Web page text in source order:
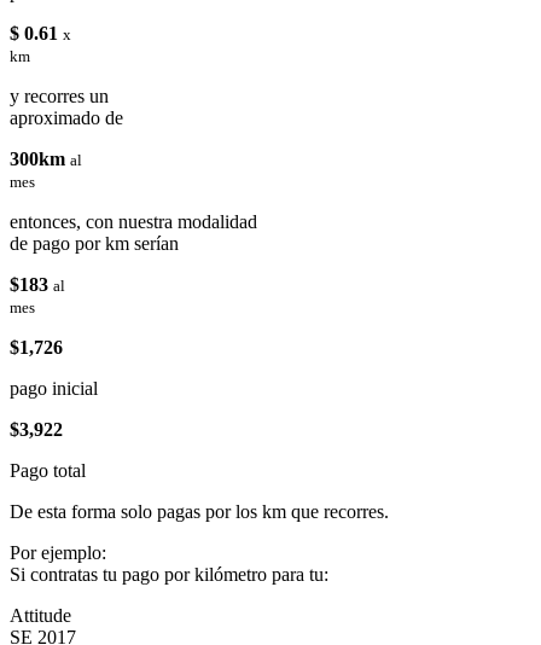
$ 0.61 x
km
y recorres un
aproximado de
300km al
mes
entonces, con nuestra modalidad
de pago por km serían
$183 al
mes
$1,726
pago inicial
$3,922
Pago total
De esta forma solo pagas por los km que recorres.
Por ejemplo:
Si contratas tu pago por kilómetro para tu:
Attitude
SE 2017